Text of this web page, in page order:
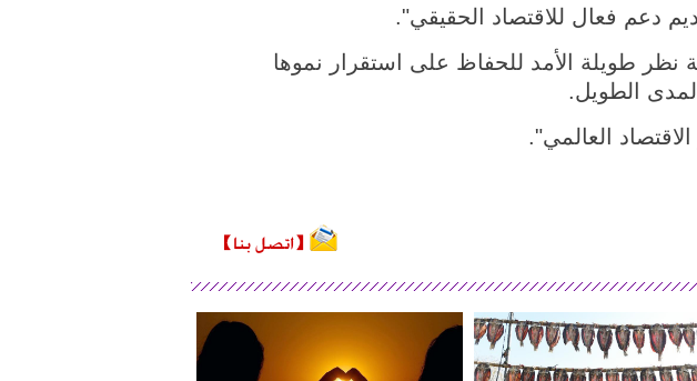
دعم فعال للاقتصاد الحقيقي".
طويلة الأمد للحفاظ على استقرار نموها
الطويل.
العالمي".